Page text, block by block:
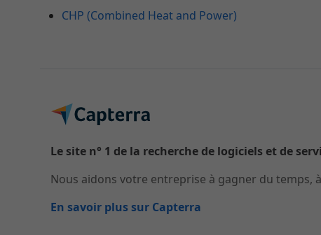
CHP (Combined Heat and Power)
Le site n° 1 de la recherche de logiciels et de
Nous aidons votre entreprise à gagner du temps,
En savoir plus sur Capterra